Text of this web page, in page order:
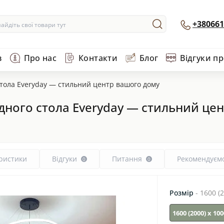
Про нас Контакти Блог Відгуки
Everyday — стильний центр вашого дому
стола Everyday — стильний
Відгуки 0 Питання 0
Розмір - 1600
1600 (2000) х